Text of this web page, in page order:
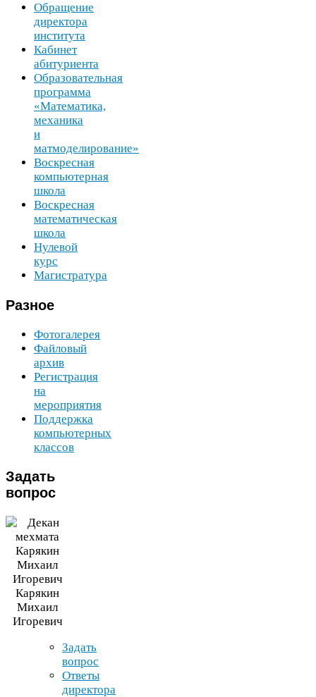
Обращение
директора
института
Кабинет
абитуриента
Образовательная
программа
«Математика,
механика
и
матмоделирование»
Воскресная
компьютерная
школа
Воскресная
математическая
школа
Нулевой
курс
Магистратура
Разное
Фотогалерея
Файловый
архив
Регистрация
на
мероприятия
Поддержка
компьютерных
классов
Задать
вопрос
Карякин
Михаил
Игоревич
Задать
вопрос
Ответы
директора